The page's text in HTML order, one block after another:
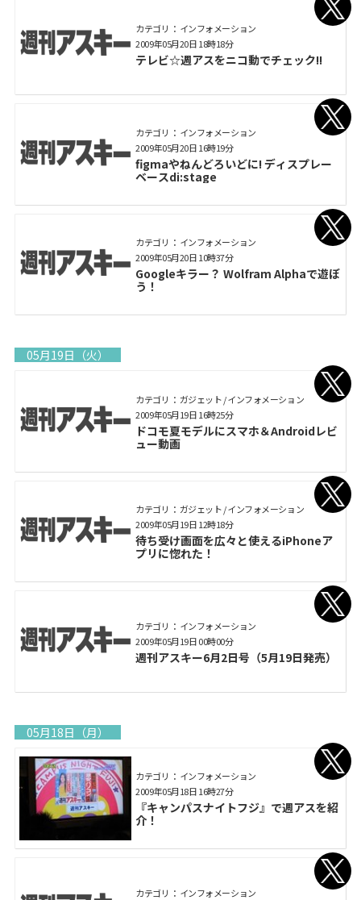
カテゴリ： インフォメーション
テレビ☆週アスをニコ動でチェック!!
2009年05月20日 18時18分
カテゴリ： インフォメーション
figmaやねんどろいどに! ディスプレー
ベースdi:stage
2009年05月20日 16時19分
カテゴリ： インフォメーション
Googleキラー？ Wolfram Alphaで遊ぼ
う！
2009年05月20日 10時37分
05月19日（火）
カテゴリ： ガジェット / インフォメーション
ドコモ夏モデルにスマホ＆Androidレビ
ュー動画
2009年05月19日 16時25分
カテゴリ： ガジェット / インフォメーション
待ち受け画面を広々と使えるiPhoneア
プリに惚れた！
2009年05月19日 12時18分
カテゴリ： インフォメーション
週刊アスキー6月2日号（5月19日発売）
2009年05月19日 00時00分
05月18日（月）
カテゴリ： インフォメーション
『キャンパスナイトフジ』で週アスを紹
介！
2009年05月18日 16時27分
カテゴリ： インフォメーション